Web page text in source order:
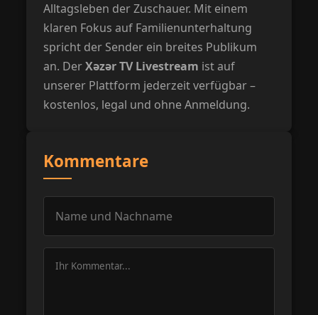
Alltagsleben der Zuschauer. Mit einem
klaren Fokus auf Familienunterhaltung
spricht der Sender ein breites Publikum
an. DerXəzər TV Livestream ist auf
unserer Plattform jederzeit verfügbar –
kostenlos, legal und ohne Anmeldung.
Kommentare